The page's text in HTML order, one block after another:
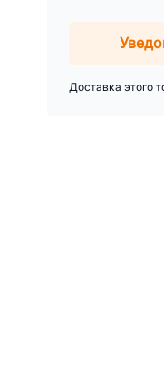
Доставка этого